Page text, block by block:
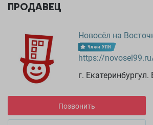
ПРОДАВЕЦ
Новосёл на
Член УПН
https://
г. Екатеринбургул.
Позвонить